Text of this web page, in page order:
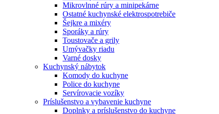
Mikrovlnné rúry a minipekárne
Ostatné kuchynské elektrospotrebiče
Šejkre a mixéry
Sporáky a rúry
Toustovače a grily
Umývačky riadu
Varné dosky
Kuchynský nábytok
Komody do kuchyne
Police do kuchyne
Servírovacie vozíky
Príslušenstvo a vybavenie kuchyne
Doplnky a príslušenstvo do kuchyne